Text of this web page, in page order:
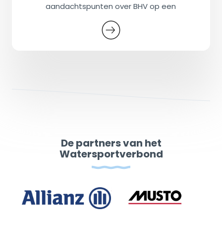
aandachtspunten over BHV op een
De partners van het
Watersportverbond